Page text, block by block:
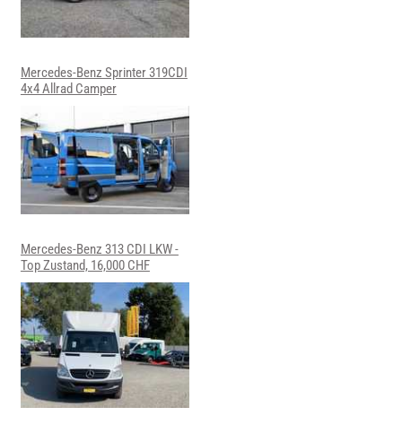
Mercedes-Benz Sprinter 319CDI
4x4 Allrad Camper
Mercedes-Benz 313 CDI LKW -
Top Zustand, 16,000 CHF